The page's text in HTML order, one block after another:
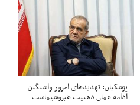
پزشکیان: تهدیدهای امروز واشنگتن
ادامه همان ذهنیت هیروشیماست